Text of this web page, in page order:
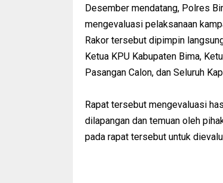
Desember mendatang, Polres
mengevaluasi pelaksanaan
Rakor tersebut dipimpin
Ketua KPU Kabupaten Bima,
Pasangan Calon, dan Seluruh
Rapat tersebut mengevaluasi
dilapangan dan temuan oleh
pada rapat tersebut untuk